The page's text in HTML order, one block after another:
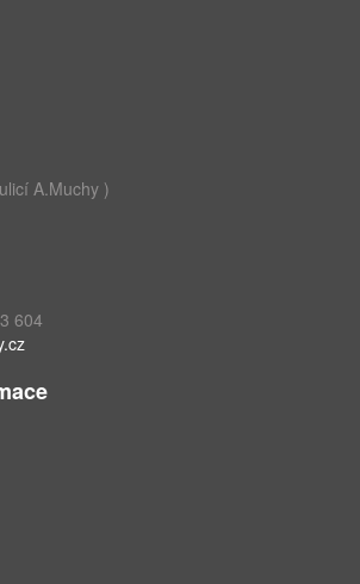
A.Muchy )
604